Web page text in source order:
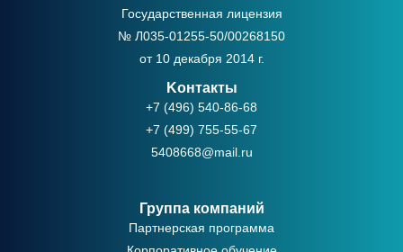
Государственная лицензия
№ Л035-01255-50/00268150
от 10 декабря 2014 г.
Kонтакты
+7 (496) 540-86-68
+7 (499) 755-55-67
5408668@mail.ru
Группа компаний
Партнерская программа